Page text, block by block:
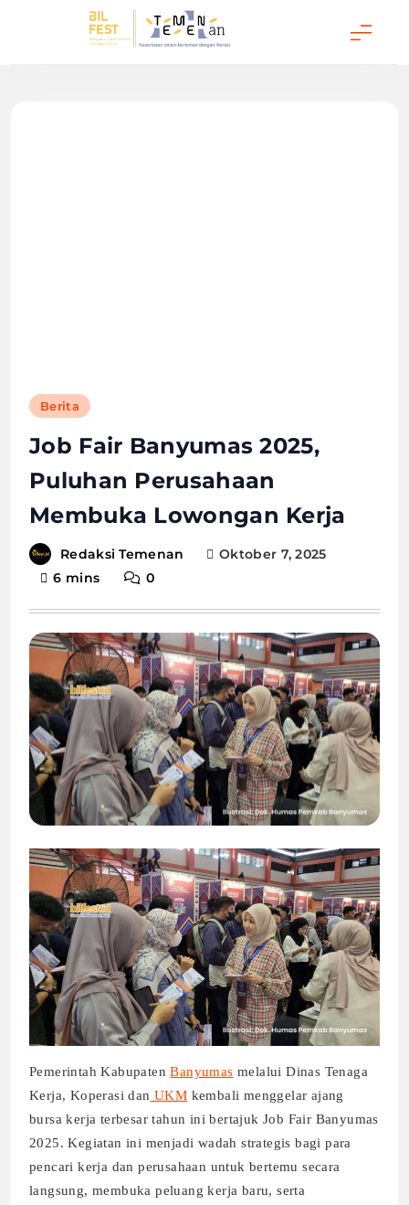
Berita
Job Fair Banyumas 2025,
Puluhan Perusahaan
Membuka Lowongan Kerja
Redaksi Temenan
Oktober 7, 2025
6 mins
0
Pemerintah KabupatenBanyumas melalui Dinas Tenaga
Kerja, Koperasi dan UKM kembali menggelar ajang
bursa kerja terbesar tahun ini bertajuk Job Fair Banyumas
2025. Kegiatan ini menjadi wadah strategis bagi para
pencari kerja dan perusahaan untuk bertemu secara
langsung, membuka peluang kerja baru, serta